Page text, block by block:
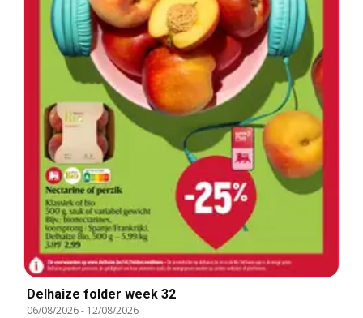
Delhaize folder week 32
06/08/2026- 12/08/2026